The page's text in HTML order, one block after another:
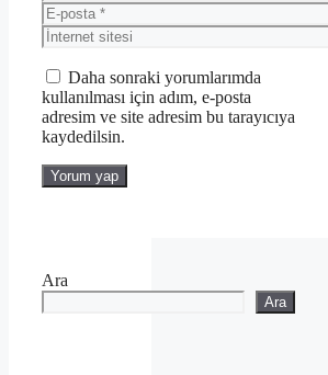
E-
posta
İnternet
sitesi
Daha sonraki yorumlarımda
kullanılması için adım, e-posta
adresim ve site adresim bu tarayıcıya
kaydedilsin.
Ara
Ara